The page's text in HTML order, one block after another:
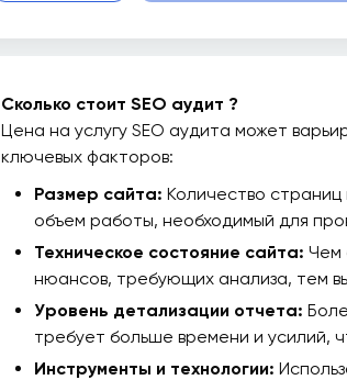
Сколько стоит SEO аудит ?
Цена на услугу SEO аудита может
ключевых факторов:
Размер сайта: Количество
объем работы, необходимый для
Техническое состояние сайта: Чем
нюансов, требующих анализа, тем
Уровень детализации отчета:
требует больше времени и усилий,
Инструменты и технологии: